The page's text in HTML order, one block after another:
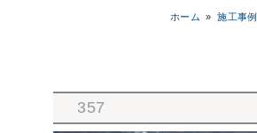
ホーム »施工事例
357